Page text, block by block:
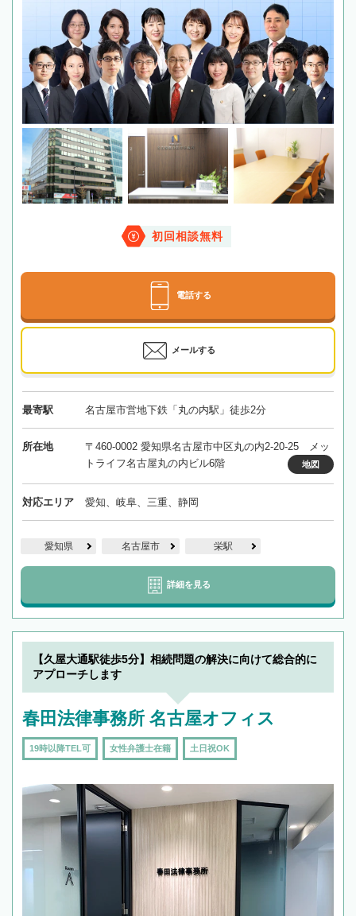
初回相談無料
電話する
メールする
最寄駅 名古屋市営地下鉄「丸の内駅」徒歩2分
所在地
〒460-0002 愛知県名古屋市中区丸の内2-20-25 メッ
トライフ名古屋丸の内ビル6階
地図
対応エリア 愛知、岐阜、三重、静岡
愛知県 名古屋市 栄駅
詳細を見る
【久屋大通駅徒歩5分】相続問題の解決に向けて総合的に
アプローチします
春田法律事務所 名古屋オフィス
19時以降TEL可 女性弁護士在籍 土日祝OK